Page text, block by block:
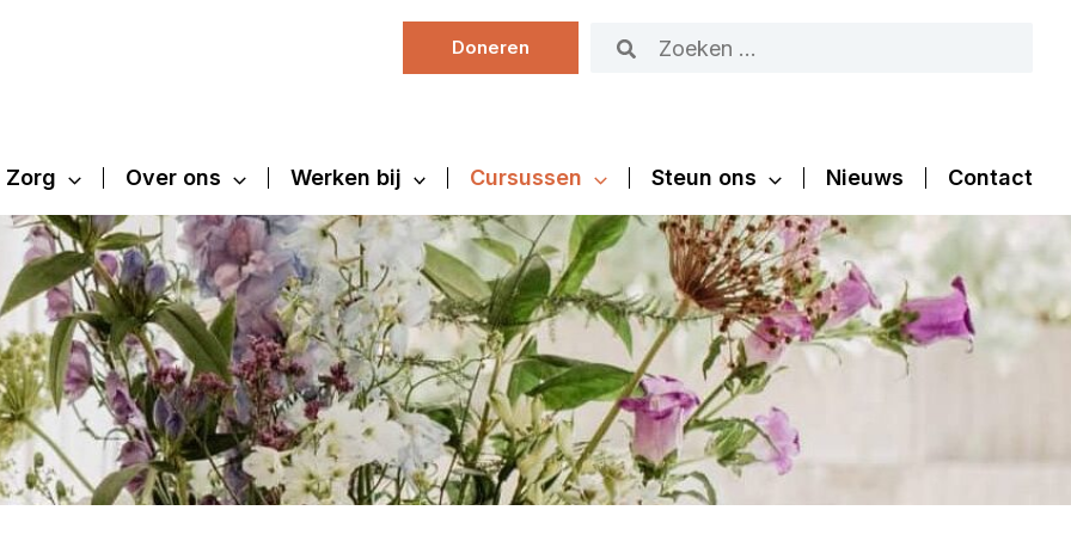
Doneren
naar:
Zorg Over ons Werken bij Cursussen Steun ons Nieuws Contact